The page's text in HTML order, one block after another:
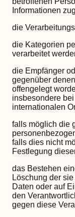
Informationen
die
die Kategorien
verarbeitet
die Empfänger
gegenüber
offengelegt
insbesondere
internationalen
falls möglich die
falls dies nicht
Festlegung
das Bestehen
Löschung der
Daten oder auf
den
gegen diese